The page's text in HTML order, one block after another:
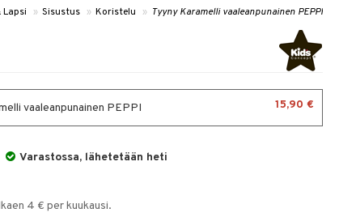
Lapsi » Sisustus » Koristelu » Tyyny Karamelli vaaleanpunainen PEPPI
vaaleanpunainen PEPPI 15,90 €
Varastossa, lähetetään heti
4 € per kuukausi.